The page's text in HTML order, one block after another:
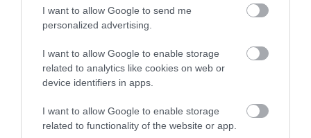
I want to allow Google to send me
personalized advertising.
I want to allow Google to enable storage
related to analytics like cookies on web or
device identifiers in apps.
I want to allow Google to enable storage
related to functionality of the website or app.
04.08.2026
Σκλαβενίτης: Άνοιξε νέο κατάστημα στη